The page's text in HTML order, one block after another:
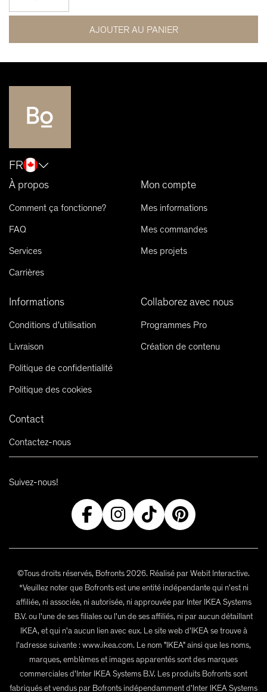
AJOUTER AU PANIER
FR
À propos
Comment ça fonctionne?
FAQ
Services
Carrières
Mon compte
Mes informations
Mes commandes
Mes projets
Informations
Conditions d'utilisation
Livraison
Politique de confidentialité
Politique des cookies
Collaborez avec nous
Programmes Pro
Création de contenu
Contact
Contactez-nous
Suivez-nous!
©Tous droits réservés, Bofronts 2026. Réalisé par Webit Interactive.
*Veuillez noter que Bofronts est une entité indépendante qui n'est ni
affiliée, ni associée, ni autorisée, ni approuvée par Inter IKEA Systems
B.V. ou l'une de ses filiales ou l'un de ses affiliés, ni par aucun détaillant
IKEA, et qui n'a aucun lien avec eux. Le site web d'IKEA se trouve à
l'adresse suivante : www.ikea.com. Le nom "IKEA" ainsi que les noms,
marques, emblèmes et images apparentés sont des marques
commerciales d'Inter IKEA Systems B.V. Les produits Bofronts sont
fabriqués et vendus par Bofronts indépendamment d'Inter IKEA Systems